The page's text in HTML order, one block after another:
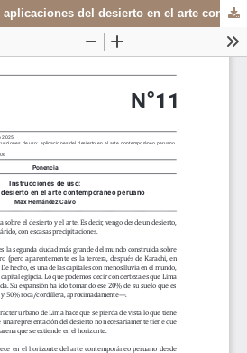
Instrucciones de uso: aplicaciones del desierto en el arte contemporáneo peruano